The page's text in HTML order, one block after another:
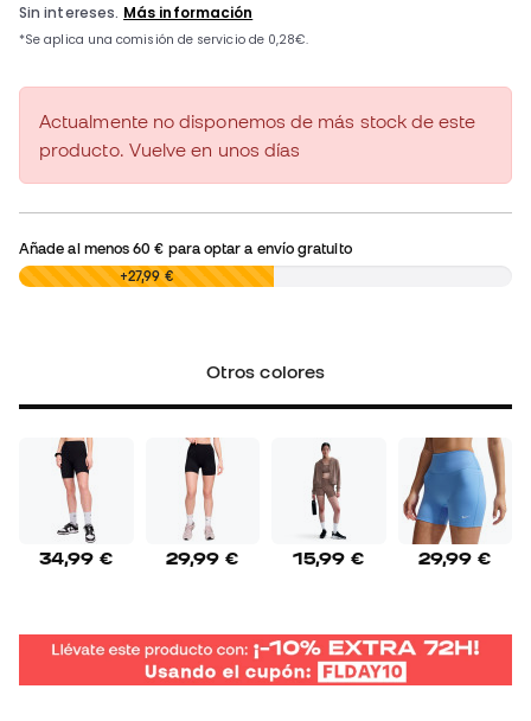
Actualmente no disponemos de más stock de este
producto. Vuelve en unos días
Añade al menos60 € para optar a envío gratuito
0,00 € +27,99 €
Otros colores
34,99 € 29,99 € 15,99 € 29,99 €